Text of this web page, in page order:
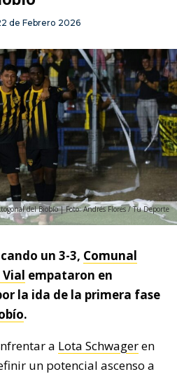
de Febrero 2026
del Biobío | Foto: Andrés Flores / Tu Deporte
un 3-3, Comunal
Vial empataron en
la ida de la primera fase
.
a Lota Schwageren
un potencial ascenso a